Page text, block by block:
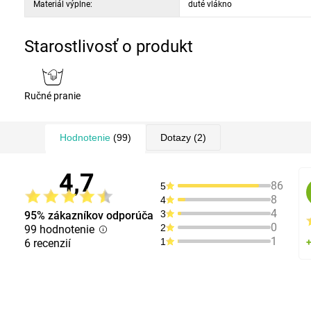
Materiál výplne: duté vlákno
Starostlivosť o produkt
Ručné pranie
Hodnotenie (99) Dotazy (2)
4,7
95% zákazníkov odporúča
99 hodnotenie
6 recenzií
5 86
4 8
3 4
2 0
1 1